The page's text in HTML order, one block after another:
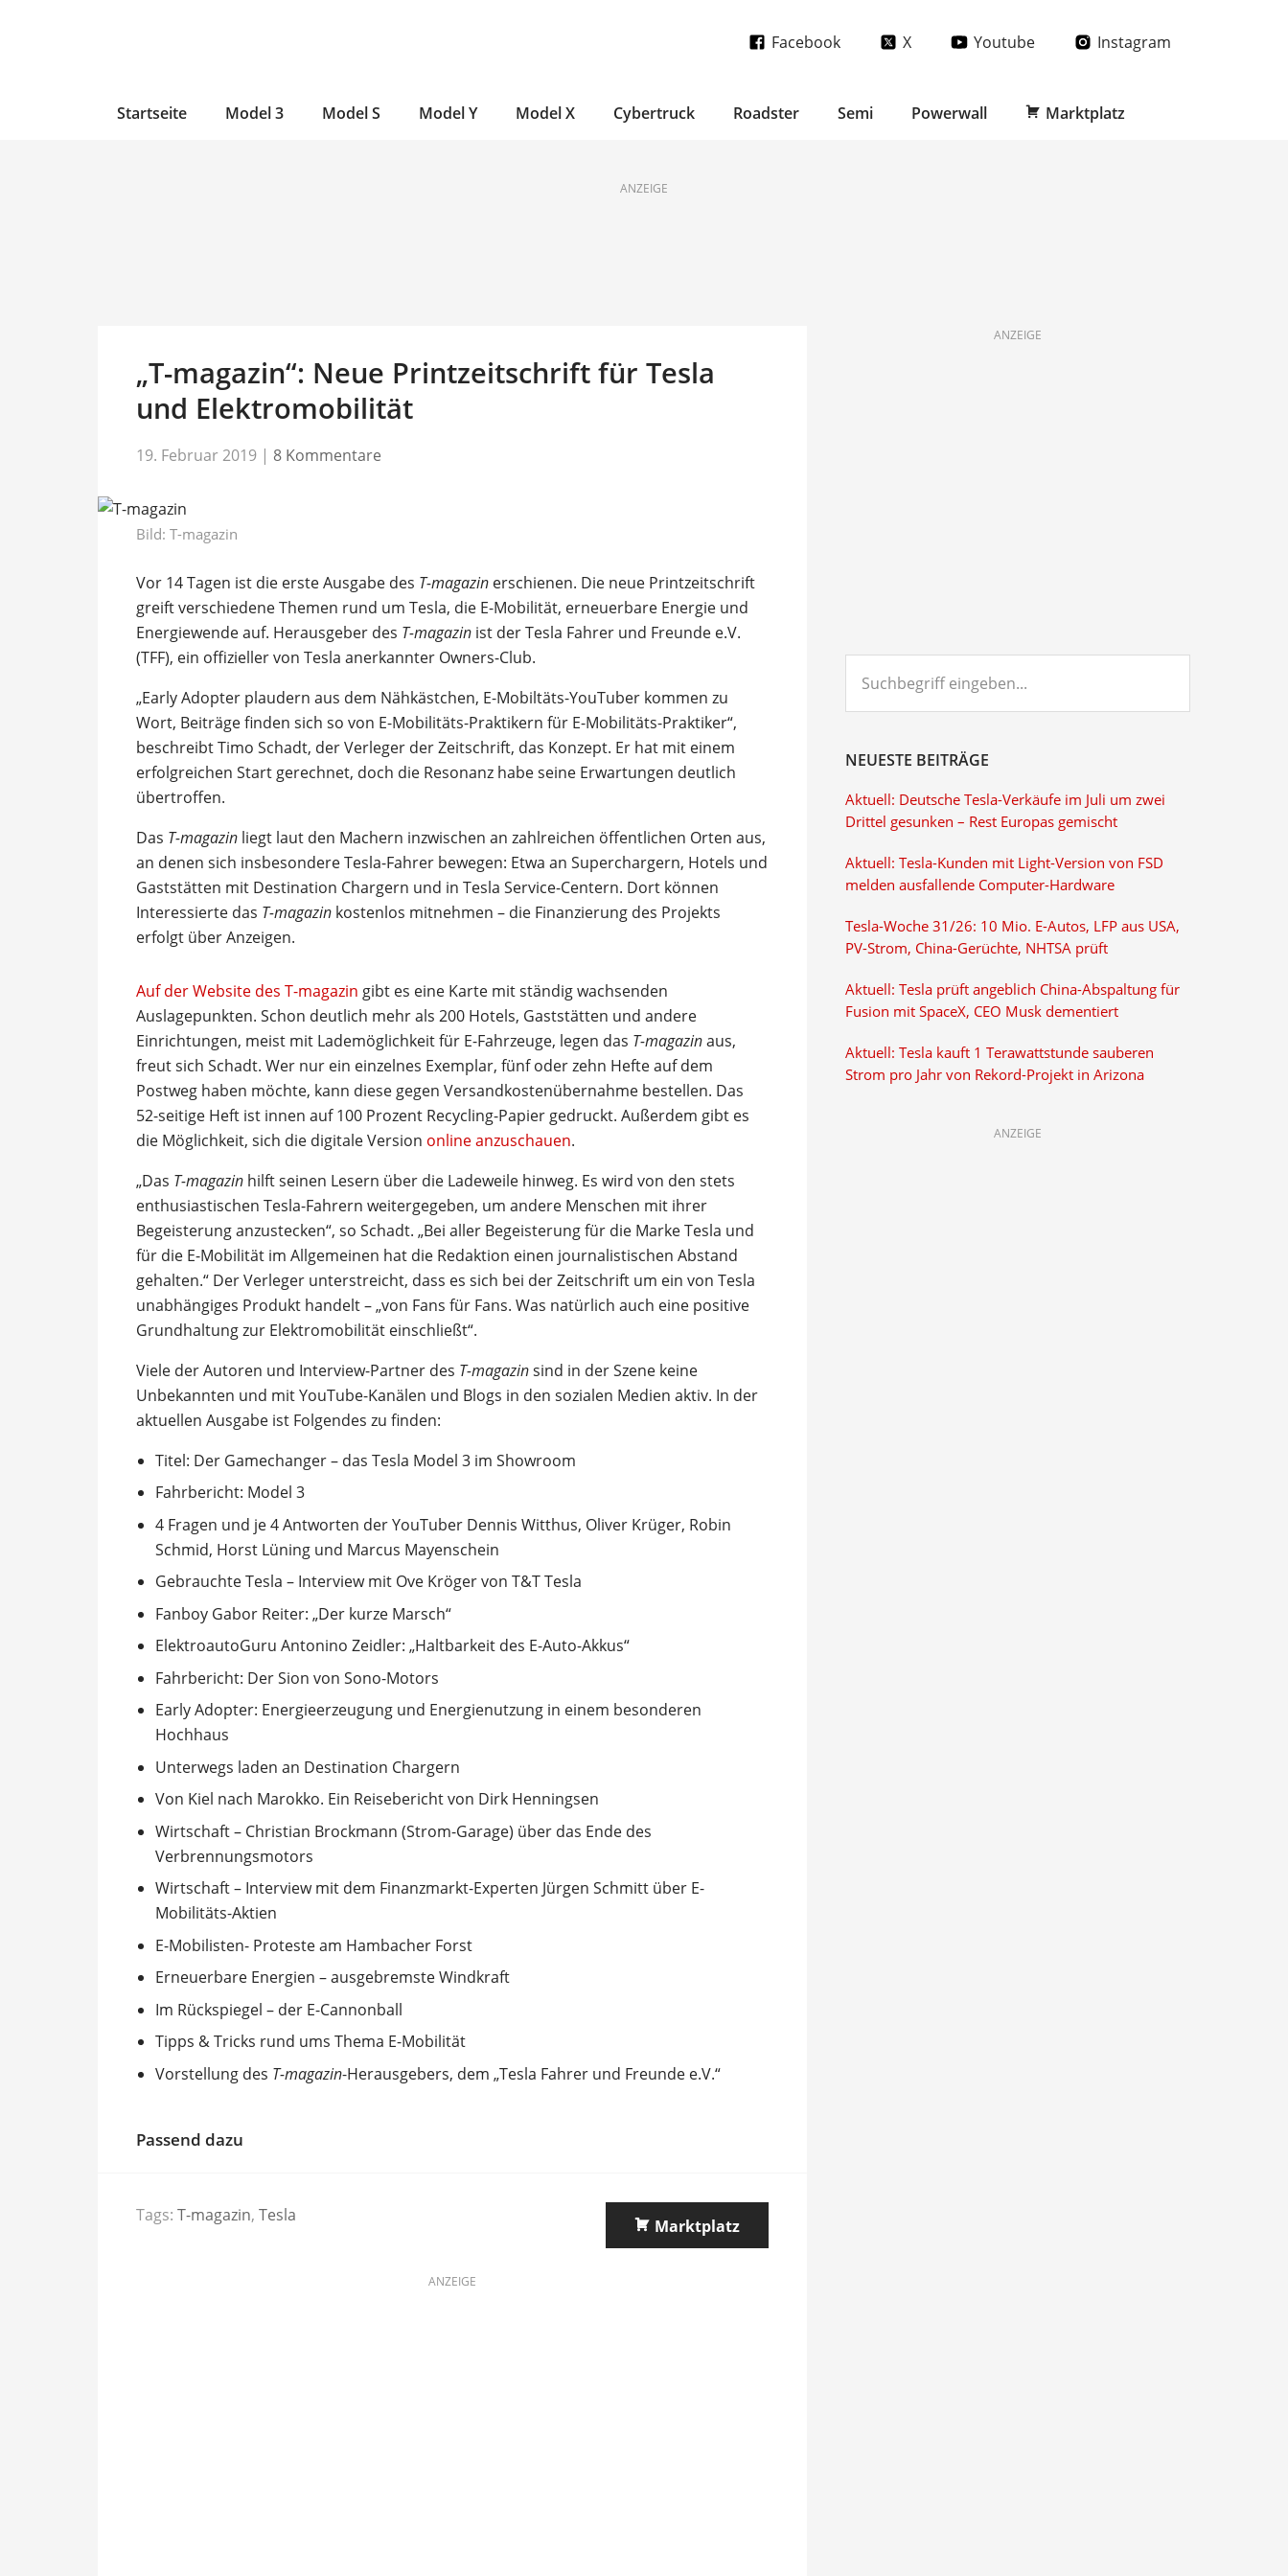
Facebook X Youtube Instagram
Startseite Model 3 Model S Model Y Model X Cybertruck Roadster Semi Powerwall Marktplatz
ANZEIGE
„T-magazin“: Neue Printzeitschrift für Tesla
und Elektromobilität
19. Februar 2019 | 8 Kommentare
Bild: T-magazin
Vor 14 Tagen ist die erste Ausgabe des T-magazin erschienen. Die neue Printzeitschrift
greift verschiedene Themen rund um Tesla, die E-Mobilität, erneuerbare Energie und
Energiewende auf. Herausgeber des T-magazin ist der Tesla Fahrer und Freunde e.V.
(TFF), ein offizieller von Tesla anerkannter Owners-Club.
„Early Adopter plaudern aus dem Nähkästchen, E-Mobiltäts-YouTuber kommen zu
Wort, Beiträge finden sich so von E-Mobilitäts-Praktikern für E-Mobilitäts-Praktiker“,
beschreibt Timo Schadt, der Verleger der Zeitschrift, das Konzept. Er hat mit einem
erfolgreichen Start gerechnet, doch die Resonanz habe seine Erwartungen deutlich
übertroffen.
Das T-magazin liegt laut den Machern inzwischen an zahlreichen öffentlichen Orten aus,
an denen sich insbesondere Tesla-Fahrer bewegen: Etwa an Superchargern, Hotels und
Gaststätten mit Destination Chargern und in Tesla Service-Centern. Dort können
Interessierte das T-magazin kostenlos mitnehmen – die Finanzierung des Projekts
erfolgt über Anzeigen.
Auf der Website des T-magazin gibt es eine Karte mit ständig wachsenden
Auslagepunkten. Schon deutlich mehr als 200 Hotels, Gaststätten und andere
Einrichtungen, meist mit Lademöglichkeit für E-Fahrzeuge, legen das T-magazinaus,
freut sich Schadt. Wer nur ein einzelnes Exemplar, fünf oder zehn Hefte auf dem
Postweg haben möchte, kann diese gegen Versandkostenübernahme bestellen. Das
52-seitige Heft ist innen auf 100 Prozent Recycling-Papier gedruckt. Außerdem gibt es
die Möglichkeit, sich die digitale Version online anzuschauen.
„Das T-magazin hilft seinen Lesern über die Ladeweile hinweg. Es wird von den stets
enthusiastischen Tesla-Fahrern weitergegeben, um andere Menschen mit ihrer
Begeisterung anzustecken“, so Schadt. „Bei aller Begeisterung für die Marke Tesla und
für die E-Mobilität im Allgemeinen hat die Redaktion einen journalistischen Abstand
gehalten.“ Der Verleger unterstreicht, dass es sich bei der Zeitschrift um ein von Tesla
unabhängiges Produkt handelt – „von Fans für Fans. Was natürlich auch eine positive
Grundhaltung zur Elektromobilität einschließt“.
Viele der Autoren und Interview-Partner des T-magazinsind in der Szene keine
Unbekannten und mit YouTube-Kanälen und Blogs in den sozialen Medien aktiv. In der
aktuellen Ausgabe ist Folgendes zu finden:
Titel: Der Gamechanger – das Tesla Model 3 im Showroom
Fahrbericht: Model 3
4 Fragen und je 4 Antworten der YouTuber Dennis Witthus, Oliver Krüger, Robin
Schmid, Horst Lüning und Marcus Mayenschein
Gebrauchte Tesla – Interview mit Ove Kröger von T&T Tesla
Fanboy Gabor Reiter: „Der kurze Marsch“
ElektroautoGuru Antonino Zeidler: „Haltbarkeit des E-Auto-Akkus“
Fahrbericht: Der Sion von Sono-Motors
Early Adopter: Energieerzeugung und Energienutzung in einem besonderen
Hochhaus
Unterwegs laden an Destination Chargern
Von Kiel nach Marokko. Ein Reisebericht von Dirk Henningsen
Wirtschaft – Christian Brockmann (Strom-Garage) über das Ende des
Verbrennungsmotors
Wirtschaft – Interview mit dem Finanzmarkt-Experten Jürgen Schmitt über E-
Mobilitäts-Aktien
E-Mobilisten- Proteste am Hambacher Forst
Erneuerbare Energien – ausgebremste Windkraft
Im Rückspiegel – der E-Cannonball
Tipps & Tricks rund ums Thema E-Mobilität
Vorstellung des T-magazin-Herausgebers, dem „Tesla Fahrer und Freunde e.V.“
Passend dazu
Tags: T-magazin, Tesla
Marktplatz
ANZEIGE
ANZEIGE
eingeben...
NEUESTE BEITRÄGE
Aktuell: Deutsche Tesla-Verkäufe im Juli um zwei
Drittel gesunken – Rest Europas gemischt
Aktuell: Tesla-Kunden mit Light-Version von FSD
melden ausfallende Computer-Hardware
Tesla-Woche 31/26: 10 Mio. E-Autos, LFP aus USA,
PV-Strom, China-Gerüchte, NHTSA prüft
Aktuell: Tesla prüft angeblich China-Abspaltung für
Fusion mit SpaceX, CEO Musk dementiert
Aktuell: Tesla kauft 1 Terawattstunde sauberen
Strom pro Jahr von Rekord-Projekt in Arizona
ANZEIGE